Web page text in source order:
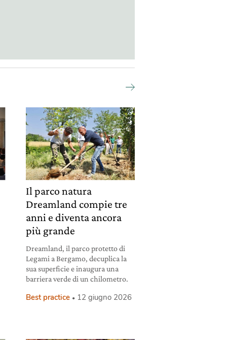
Il parco natura
Dreamland compie tre
anni e diventa ancora
più grande
Dreamland, il parco protetto di
Legami a Bergamo, decuplica la
sua superficie e inaugura una
barriera verde di un chilometro.
Best practice 12 giugno 2026